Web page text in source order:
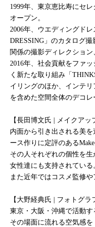
1999年、東京恵比寿にセ
オープン。
2006年、ウエディングド
DRESSING」のカタログ
関係の撮影ディレクション
2016年、社会貢献をファ
く新たな取り組み「
イリングのほか、インテ
を含めた空間全体のデコレ
【長田博文氏 | メイクアッ
内面から引き出される美
ース作りに定評のある
その人それぞれの個性を
女性達にも支持されている
また近年ではコスメ監修や
【大野経典氏 | フォトグラ
東京・大阪・沖縄で活動す
その場面に流れる空気感